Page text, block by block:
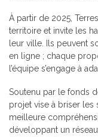
À partir de 2025,
territoire et invite les
leur ville. Ils peuvent
en ligne ; chaque
l’équipe s’engage à
Soutenu par le fonds
projet vise à briser les
meilleure
développant un